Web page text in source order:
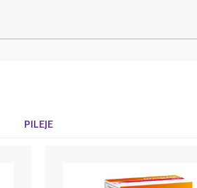
PILEJE